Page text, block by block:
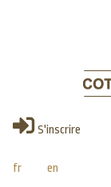
S'inscrire
fr
en